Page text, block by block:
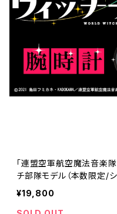
「連盟空軍航空魔法音楽隊
チ部隊モデル（本数限定/シ
¥19,800